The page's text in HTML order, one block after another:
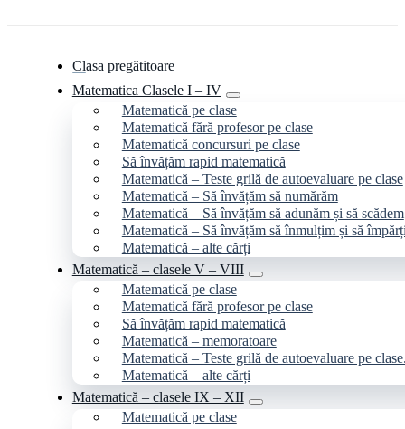
Clasa pregătitoare
Matematica Clasele I – IV
Matematică pe clase
Matematică fără profesor pe clase
Matematică concursuri pe clase
Să învățăm rapid matematică
Matematică – Teste grilă de autoevaluare pe clase
Matematică – Să învățăm să numărăm
Matematică – Să învățăm să adunăm și să scădem
Matematică – Să învățăm să înmulțim și să
Matematică – alte cărți
Matematică – clasele V – VIII
Matematică pe clase
Matematică fără profesor pe clase
Să învățăm rapid matematică
Matematică – memoratoare
Matematică – Teste grilă de autoevaluare pe
Matematică – alte cărți
Matematică – clasele IX – XII
Matematică pe clase